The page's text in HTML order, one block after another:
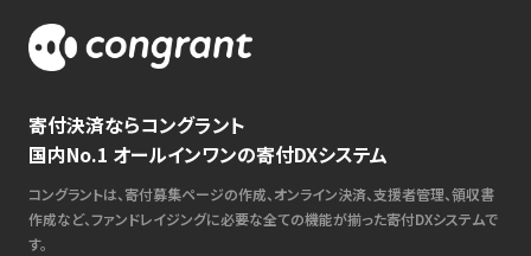
寄付決済ならコングラント
国内No.1 オールインワンの寄付DXシステム
コングラントは、寄付募集ページの作成、オンライン決済、支援者管理、領収書
作成など、ファンドレイジングに必要な全ての機能が揃った寄付DXシステムで
す。